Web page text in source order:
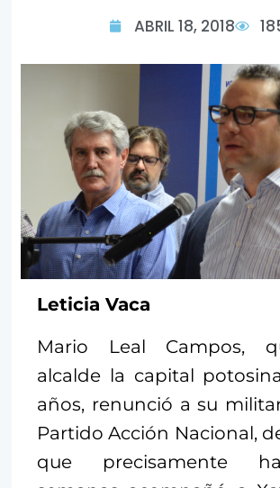
ABRIL 18, 2018
Leticia Vaca
Mario Leal Campos,
alcalde la capital
años, renunció a su
Partido Acción Nacional,
que precisamente